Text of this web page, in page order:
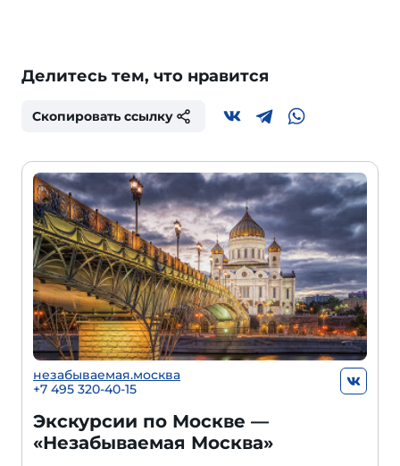
Делитесь тем, что нравится
Скопировать ссылку
незабываемая.москва
+7 495 320-40-15
Экскурсии по Москве —
«Незабываемая Москва»